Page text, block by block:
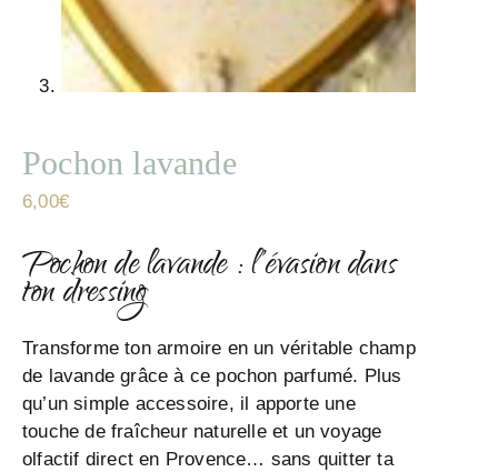
Pochon lavande
6,00€
Pochon de lavande : l’évasion dans
ton dressing
Transforme ton armoire en un véritable champ
de lavande grâce à ce pochon parfumé. Plus
qu’un simple accessoire, il apporte une
touche de fraîcheur naturelle et un voyage
olfactif direct en Provence… sans quitter ta